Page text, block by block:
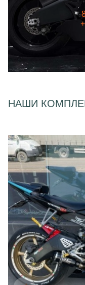
НАШИ